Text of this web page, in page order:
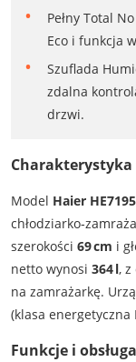
Pełny Total
Eco i funkcja
Szuflada
zdalna
drzwi.
Model Haier
szerokości 69 cm i
netto wynosi 364 l, z
na zamrażarkę.
(klasa
Funkcje i obsługa